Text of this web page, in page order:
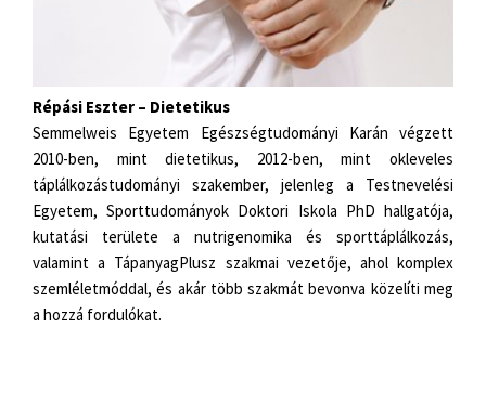
Répási Eszter – Dietetikus
Semmelweis Egyetem Egészségtudományi Karán végzett
2010-ben, mint dietetikus, 2012-ben, mint okleveles
táplálkozástudományi szakember, jelenleg a Testnevelési
Egyetem, Sporttudományok Doktori Iskola PhD hallgatója,
kutatási területe a nutrigenomika és sporttáplálkozás,
valamint a TápanyagPlusz szakmai vezetője, ahol komplex
szemléletmóddal, és akár több szakmát bevonva közelíti meg
a hozzá fordulókat.